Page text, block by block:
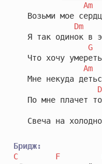
Am
Возьми мое
Dm
Я так одинок в
G
Что хочу
Am
Мне некуда
По мне плачет
Свеча на
Бридж:
C
F